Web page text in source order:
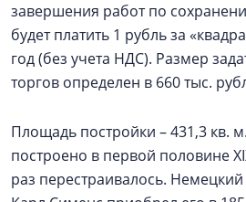
завершения работ по
будет платить 1 рубль за
год (без учета НДС). Размер
торгов определен в 660 тыс.
Площадь постройки – 431,3 кв.
построено в первой половине
раз перестраивалось.